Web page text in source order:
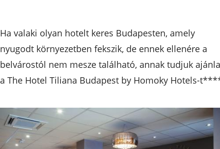
Ha valaki olyan hotelt keres Budapesten, amely
nyugodt környezetben fekszik, de ennek ellenére a
belvárostól nem mesze található, annak tudjuk
a The Hotel Tiliana Budapest by Homoky Hotels-